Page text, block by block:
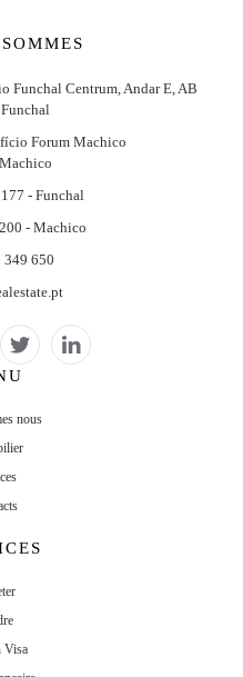
Funchal Centrum, Andar E, AB
Forum Machico
- Funchal
- Machico
349 650
nous
Visa